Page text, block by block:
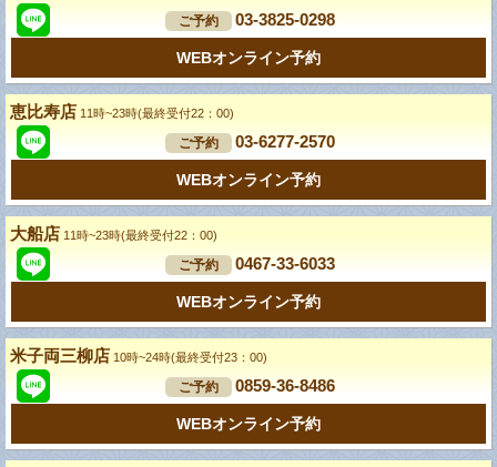
ご予約 03-3825-0298
WEBオンライン予約
恵比寿店 11時~23時(最終受付22：00)
ご予約 03-6277-2570
WEBオンライン予約
大船店 11時~23時(最終受付22：00)
ご予約 0467-33-6033
WEBオンライン予約
米子両三柳店 10時~24時(最終受付23：00)
ご予約 0859-36-8486
WEBオンライン予約